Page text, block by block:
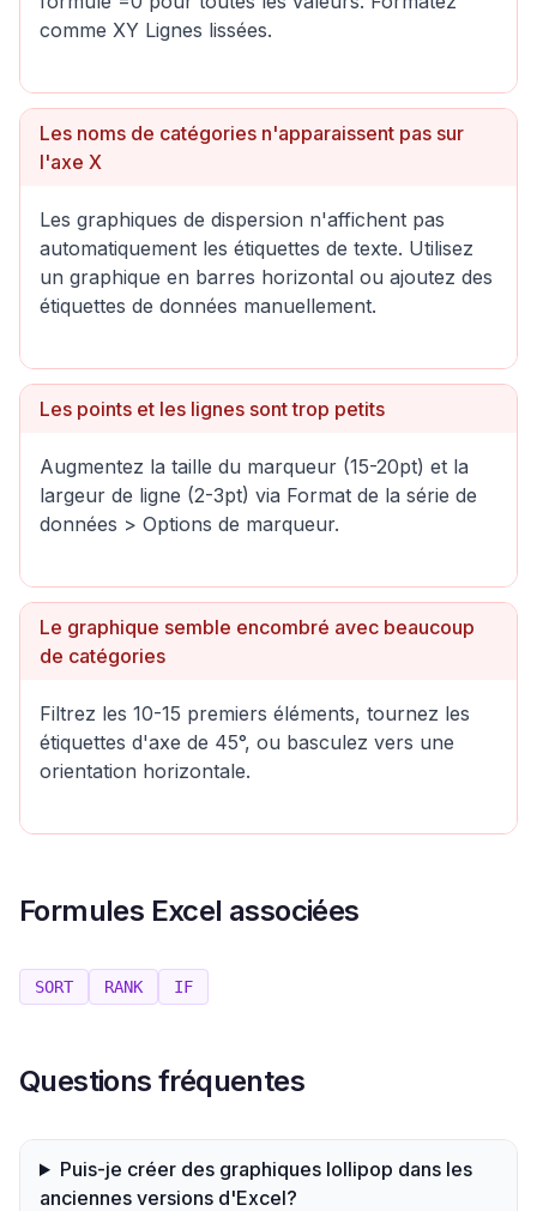
comme XY Lignes lissées.
Les noms de catégories n'apparaissent pas sur
l'axe X
Les graphiques de dispersion n'affichent pas
automatiquement les étiquettes de texte. Utilisez
un graphique en barres horizontal ou ajoutez des
étiquettes de données manuellement.
Les points et les lignes sont trop petits
Augmentez la taille du marqueur (15-20pt) et la
largeur de ligne (2-3pt) via Format de la série de
données > Options de marqueur.
Le graphique semble encombré avec beaucoup
de catégories
Filtrez les 10-15 premiers éléments, tournez les
étiquettes d'axe de 45°, ou basculez vers une
orientation horizontale.
Formules Excel associées
SORT RANK IF
Questions fréquentes
Puis-je créer des graphiques lollipop dans les
anciennes versions d'Excel?